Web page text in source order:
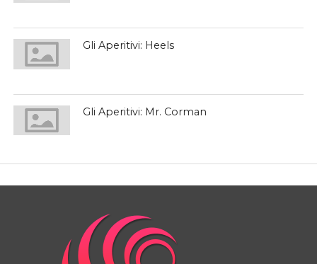
Gli Aperitivi: Heels
Gli Aperitivi: Mr. Corman